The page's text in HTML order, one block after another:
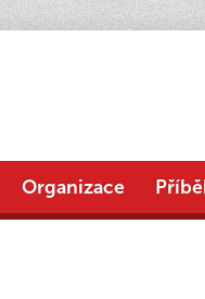
Organizace